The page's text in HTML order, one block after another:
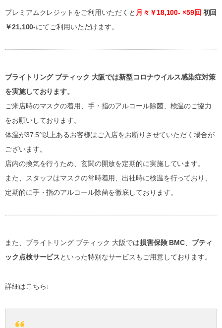
プレミアムクレジットをご利用いただくと 月々￥18,100- ×59回 初回
￥21,100-にてご利用いただけます。
ブライトリング ブティック 大阪では新型コロナウイルス感染症対策
を実施しております。
ご来店時のマスクの着用、手・指のアルコール除菌、検温のご協力
をお願いしております。
体温が37.5°以上あるお客様はご入店をお断りさせていただく場合が
ございます。
店内の換気を行うため、玄関の開放を定期的に実施しています。
また、スタッフはマスクの常時着用、出社時に検温を行っており、
定期的に手・指のアルコール除菌を徹底しております。
また、ブライトリング ブティック 大阪では損害保険 BMC
ブティ
ック点検サービスといった特別なサービスもご用意しております。
詳細はこちら↓